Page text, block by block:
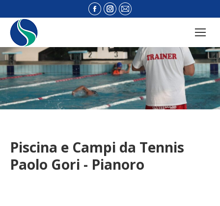
Facebook
page
in
new
window
Instagram
page
in
new
window
Mail
page
in
new
window
Piscina e Campi da Tennis
Paolo Gori - Pianoro